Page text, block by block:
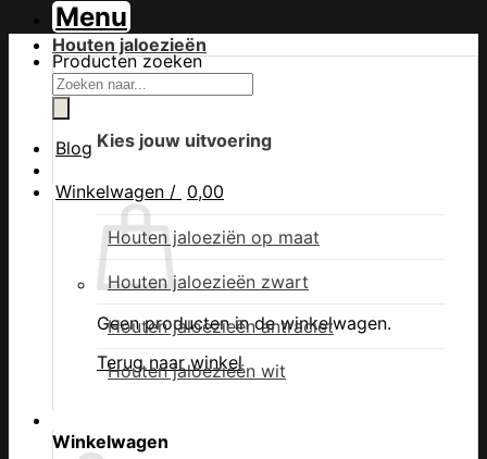
Menu
Producten zoeken
Blog
Winkelwagen / 0,00
Geen producten in de winkelwagen.
Terug naar winkel
Winkelwagen
Houten jaloezieën
Kies jouw uitvoering
Houten jaloeziën op maat
Houten jaloezieën zwart
Houten jaloezieën antraciet
Houten jaloezieën wit